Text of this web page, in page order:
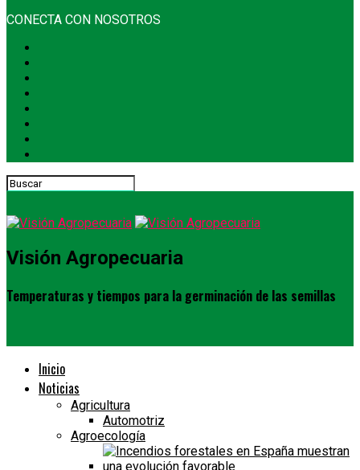
CONECTA CON NOSOTROS
Visión Agropecuaria
Temperaturas y tiempos para la germinación de las semillas
Inicio
Noticias
Agricultura
Automotriz
Agroecología